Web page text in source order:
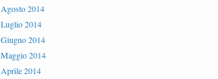
Agosto 2014
Luglio 2014
Giugno 2014
Maggio 2014
Aprile 2014